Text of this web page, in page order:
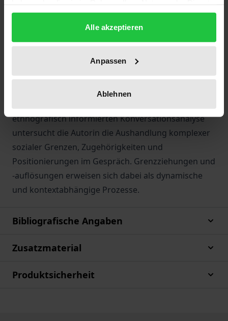
gesammelt haben.
Alle akzeptieren
Anpassen
Ablehnen
(nationaler) Identität. In Georgien als griechisch
anerkannt, in Griechenland jedoch nicht unbedingt,
bewegen sie sich in einem spannungsreichen
Geflecht sozialer Konstellationen und (un)möglicher
Zugehörigkeiten, geprägt von Spuren der
ethnografisch informierten Konversationsanalyse
untersucht die Autorin die Aushandlung komplexer
sozialer Grenzen, Zugehörigkeiten und
Positionierungen im Gespräch. Grenzziehungen und
-auflösungen erweisen sich dabei als dynamische
und kontextabhängige Prozesse.
Bibliografische Angaben
Zusatzmaterial
Produktsicherheit